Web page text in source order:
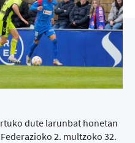
dute larunbat honetan
2. multzoko 32.